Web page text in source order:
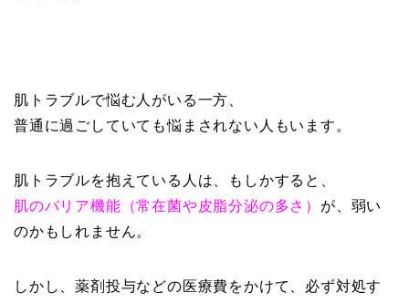
肌トラブルで悩む人がいる一方、
普通に過ごしていても悩まされない人もいます。
肌トラブルを抱えている人は、もしかすると、
肌のバリア機能（常在菌や皮脂分泌の多さ） が、弱い
のかもしれません。
しかし、薬剤投与などの医療費をかけて、必ず対処す